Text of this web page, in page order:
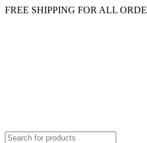
FREE SHIPPING FOR ALL